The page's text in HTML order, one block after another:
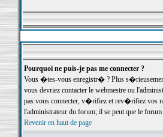
Pourquoi ne puis-je pas me connecter ?
Vous �tes-vous enregistr� ? Plus
vous devriez contacter le webmestre ou
pas vous connecter, v�rifiez et rev�rifiez vos
l'administrateur du forum; il se peut que le
Revenir en haut de page